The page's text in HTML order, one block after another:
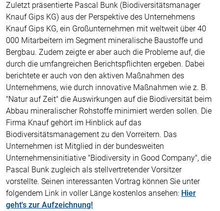
Zuletzt präsentierte Pascal Bunk (Biodiversitätsmanager
Knauf Gips KG) aus der Perspektive des Unternehmens
Knauf Gips KG, ein Großunternehmen mit weltweit über 40
000 Mitarbeitern im Segment mineralische Baustoffe und
Bergbau. Zudem zeigte er aber auch die Probleme auf, die
durch die umfangreichen Berichtspflichten ergeben. Dabei
berichtete er auch von den aktiven Maßnahmen des
Unternehmens, wie durch innovative Maßnahmen wie z. B.
"Natur auf Zeit" die Auswirkungen auf die Biodiversität beim
Abbau mineralischer Rohstoffe minimiert werden sollen. Die
Firma Knauf gehört im Hinblick auf das
Biodiversitätsmanagement zu den Vorreitern. Das
Unternehmen ist Mitglied in der bundesweiten
Unternehmensinitiative "Biodiversity in Good Company", die
Pascal Bunk zugleich als stellvertretender Vorsitzer
vorstellte. Seinen interessanten Vortrag können Sie unter
folgendem Link in voller Länge kostenlos ansehen: Hier
geht's zur Aufzeichnung!